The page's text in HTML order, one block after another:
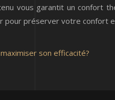
vous garantit un confort
pour préserver votre confort
son efficacité?